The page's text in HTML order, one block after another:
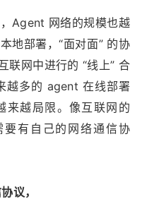
Agent 网络的规模也越
地部署，“面对面” 的协
联网中进行的 “线上” 合
越多的 agent 在线部署
来越局限。像互联网的
有自己的网络通信协
议，